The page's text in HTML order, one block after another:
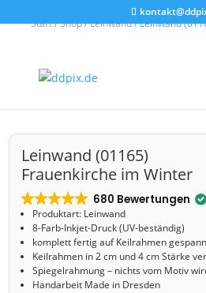
Start/Shop/Leinwand/ Leinwand
Leinwand (01165)
Frauenkirche im Winter
680 Bewertungen
Produktart: Leinwand
8-Farb-Inkjet-Druck (UV-beständig)
komplett fertig auf Keilrahmen
Keilrahmen in 2 cm und 4 cm Stärke
Spiegelrahmung – nichts vom Motiv
Handarbeit Made in Dresden